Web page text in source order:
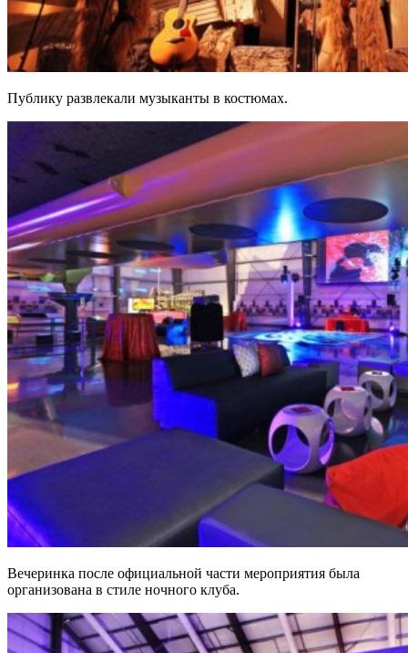
Публику развлекали музыканты в костюмах.
Вечеринка после официальной части мероприятия была
организована в стиле ночного клуба.